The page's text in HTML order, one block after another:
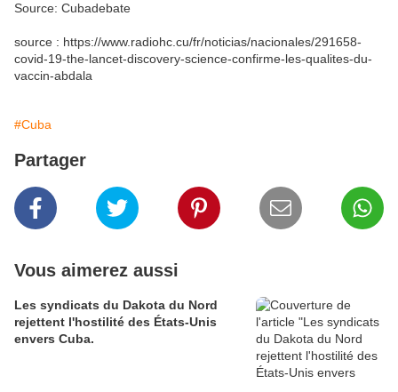
Source: Cubadebate
source : https://www.radiohc.cu/fr/noticias/nacionales/291658-
covid-19-the-lancet-discovery-science-confirme-les-qualites-du-
vaccin-abdala
#Cuba
Partager
Vous aimerez aussi
Les syndicats du Dakota du Nord
rejettent l'hostilité des États-Unis
envers Cuba.